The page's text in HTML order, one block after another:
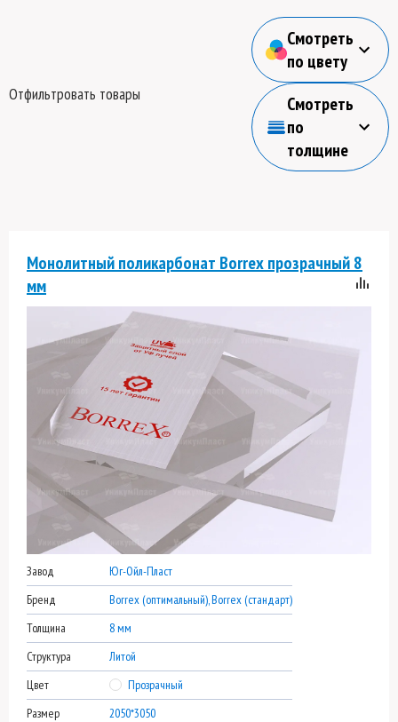
Отфильтровать товары
Смотреть
по цвету
Смотреть
по
толщине
Монолитный поликарбонат Borrex прозрачный 8
мм
Завод
Юг-Ойл-Пласт
Бренд
Borrex (оптимальный), Borrex (стандарт)
Толщина
8 мм
Структура
Литой
Цвет
Прозрачный
Размер
2050*3050